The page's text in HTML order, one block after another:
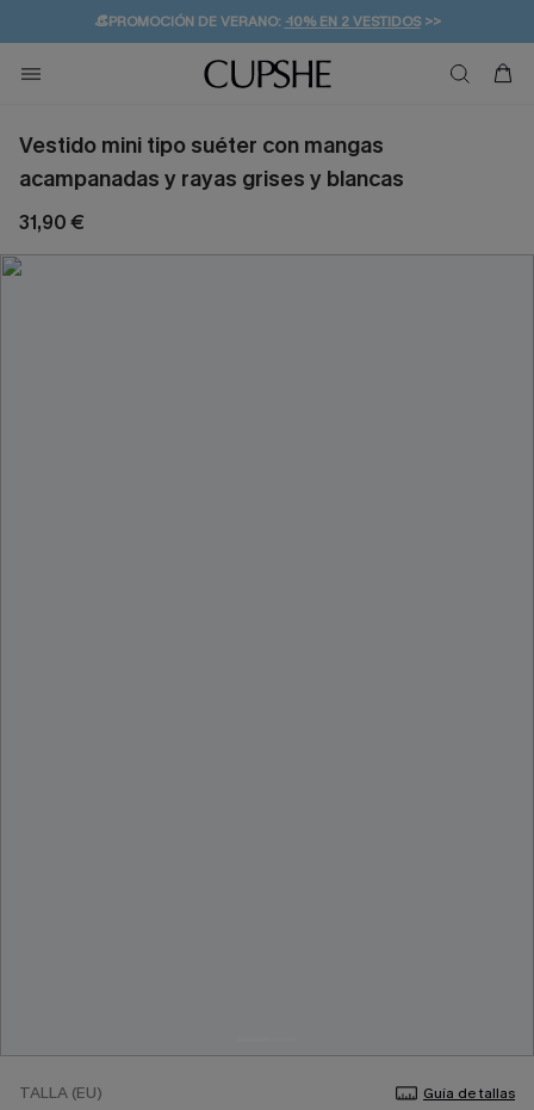
👒PROMOCIÓN DE VERANO:-10% EN 2 VESTIDOS>>
💌¡SUSCRIBIRSE & GANAR -10% EXTRA!
🚚ENVÍO GRATUITO A PARTIR DE 49 € >>
Vestido mini tipo suéter con mangas
acampanadas y rayas grises y blancas
31,90 €
TALLA (EU) Guía de tallas